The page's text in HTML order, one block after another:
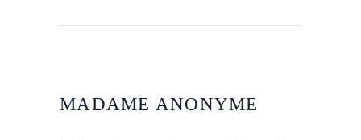
MADAME ANONYME